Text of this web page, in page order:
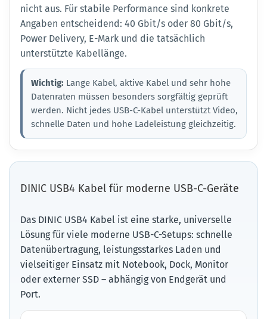
nicht aus. Für stabile Performance sind konkrete
Angaben entscheidend: 40 Gbit/s oder 80 Gbit/s,
Power Delivery, E-Mark und die tatsächlich
unterstützte Kabellänge.
Wichtig: Lange Kabel, aktive Kabel und sehr hohe
Datenraten müssen besonders sorgfältig geprüft
werden. Nicht jedes USB-C-Kabel unterstützt Video,
schnelle Daten und hohe Ladeleistung gleichzeitig.
DINIC USB4 Kabel für moderne USB-C-Geräte
Das DINIC USB4 Kabel ist eine starke, universelle
Lösung für viele moderne USB-C-Setups: schnelle
Datenübertragung, leistungsstarkes Laden und
vielseitiger Einsatz mit Notebook, Dock, Monitor
oder externer SSD – abhängig von Endgerät und
Port.